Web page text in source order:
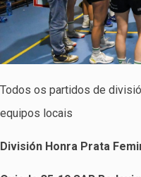
Todos os partidos de
equipos locais
División Honra Prata